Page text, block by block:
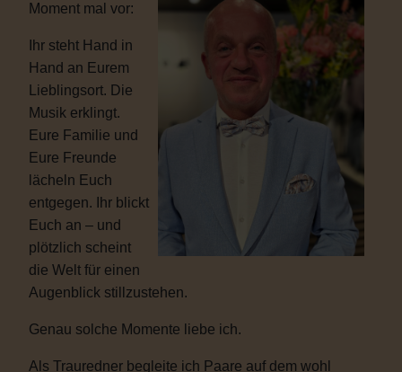
Moment mal vor:
Ihr steht Hand in
Hand an Eurem
Lieblingsort. Die
Musik erklingt.
Eure Familie und
Eure Freunde
lächeln Euch
entgegen. Ihr blickt
Euch an – und
plötzlich scheint
die Welt für einen
Augenblick stillzustehen.
Genau solche Momente liebe ich.
Als Trauredner begleite ich Paare auf dem wohl